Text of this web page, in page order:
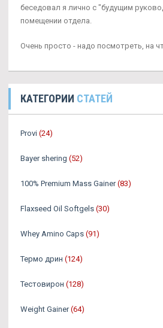
беседовал я лично с "будущим
помещении отдела.
Очень просто - надо посмотреть, на
КАТЕГОРИИ СТАТЕЙ
Provi (24)
Bayer shering (52)
100% Premium Mass Gainer (83)
Flaxseed Oil Softgels (30)
Whey Amino Caps (91)
Термо дрин (124)
Тестовирон (128)
Weight Gainer (64)